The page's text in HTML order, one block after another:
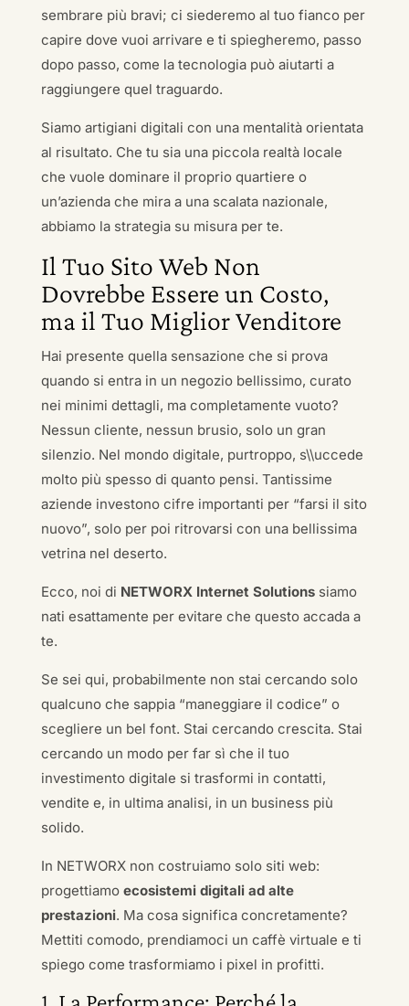
sembrare più bravi; ci siederemo al tuo fianco per
capire dove vuoi arrivare e ti spiegheremo, passo
dopo passo, come la tecnologia può aiutarti a
raggiungere quel traguardo.
Siamo artigiani digitali con una mentalità orientata
al risultato. Che tu sia una piccola realtà locale
che vuole dominare il proprio quartiere o
un’azienda che mira a una scalata nazionale,
abbiamo la strategia su misura per te.
Il Tuo Sito Web Non
Dovrebbe Essere un Costo,
ma il Tuo Miglior Venditore
Hai presente quella sensazione che si prova
quando si entra in un negozio bellissimo, curato
nei minimi dettagli, ma completamente vuoto?
Nessun cliente, nessun brusio, solo un gran
silenzio. Nel mondo digitale, purtroppo, s\\uccede
molto più spesso di quanto pensi. Tantissime
aziende investono cifre importanti per “farsi il sito
nuovo”, solo per poi ritrovarsi con una bellissima
vetrina nel deserto.
Ecco, noi di NETWORX Internet Solutionssiamo
nati esattamente per evitare che questo accada a
te.
Se sei qui, probabilmente non stai cercando solo
qualcuno che sappia “maneggiare il codice” o
scegliere un bel font. Stai cercando crescita. Stai
cercando un modo per far sì che il tuo
investimento digitale si trasformi in contatti,
vendite e, in ultima analisi, in un business più
solido.
In NETWORX non costruiamo solo siti web:
progettiamo ecosistemi digitali ad alte
prestazioni. Ma cosa significa concretamente?
Mettiti comodo, prendiamoci un caffè virtuale e ti
spiego come trasformiamo i pixel in profitti.